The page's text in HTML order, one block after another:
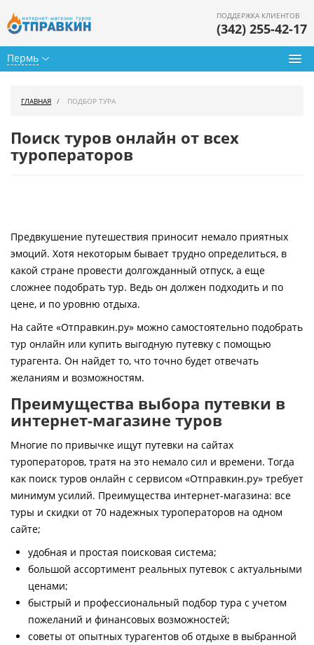
Пермь
ПОДДЕРЖКА КЛИЕНТОВ
(342) 255-42-17
Горящие туры
Страны
Как купить
Контакты
ГЛАВНАЯ ПОДБОР ТУРА
Поиск туров онлайн от всех
туроператоров
Предвкушение путешествия приносит немало приятных
эмоций. Хотя некоторым бывает трудно определиться, в
какой стране провести долгожданный отпуск, а еще
сложнее подобрать тур. Ведь он должен подходить и по
цене, и по уровню отдыха.
На сайте «Отправкин.ру» можно самостоятельно подобрать
тур онлайн или купить выгодную путевку с помощью
турагента. Он найдет то, что точно будет отвечать
желаниям и возможностям.
Преимущества выбора путевки в
интернет-магазине туров
Многие по привычке ищут путевки на сайтах
туроператоров, тратя на это немало сил и времени. Тогда
как поиск туров онлайн с сервисом «Отправкин.ру» требует
минимум усилий. Преимущества интернет-магазина: все
туры и скидки от 70 надежных туроператоров на одном
сайте;
удобная и простая поисковая система;
большой ассортимент реальных путевок с актуальными
ценами;
быстрый и профессиональный подбор тура с учетом
пожеланий и финансовых возможностей;
советы от опытных турагентов об отдыхе в выбранной